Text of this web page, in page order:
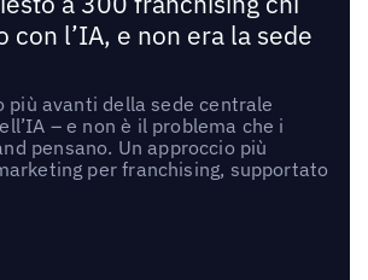
con l’IA, e non era la sede
più avanti della sede centrale
– e non è il problema che i
pensano. Un approccio più
per franchising, supportato